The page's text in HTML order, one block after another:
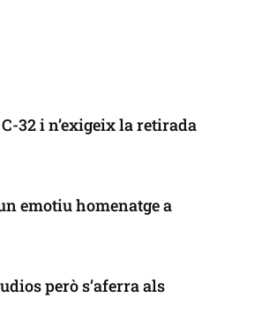
32 i n’exigeix la retirada
emotiu homenatge a
però s’aferra als